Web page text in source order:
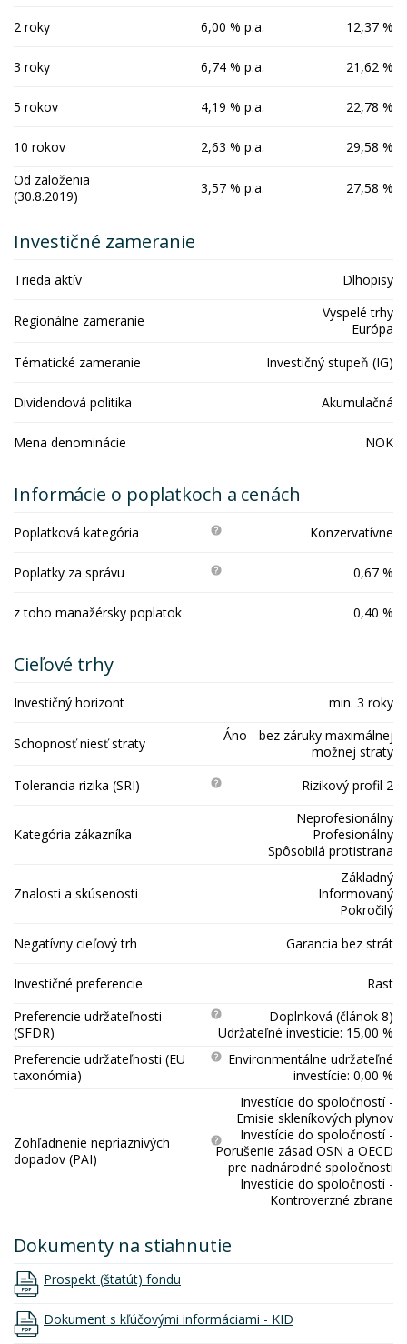
2 roky 6,00 % p.a. 12,37 %
3 roky 6,74 % p.a. 21,62 %
5 rokov 4,19 % p.a. 22,78 %
10 rokov 2,63 % p.a.
29,58 %
Od založenia
(30.8.2019)
3,57 % p.a. 27,58 %
Investičné zameranie
Trieda aktív Dlhopisy
Regionálne zameranie
Vyspelé trhy
Európa
Tématické zameranie
Investičný stupeň (IG)
Dividendová politika Akumulačná
Mena denominácie NOK
Informácie o poplatkoch a cenách
Poplatková kategória Konzervatívne
Poplatky za správu 0,67 %
z toho manažérsky poplatok 0,40 %
Cieľové trhy
Investičný horizont min. 3 roky
Schopnosť niesť straty
Áno - bez záruky maximálnej
možnej straty
Tolerancia rizika (SRI)
Rizikový profil 2
Kategória zákazníka
Neprofesionálny
Profesionálny
Spôsobilá protistrana
Znalosti a skúsenosti
Základný
Informovaný
Pokročilý
Negatívny cieľový trh
Garancia bez strát
Investičné preferencie
Rast
Preferencie udržateľnosti
(SFDR)
Doplnková (článok 8)
Udržateľné investície: 15,00 %
Preferencie udržateľnosti (EU
taxonómia)
Environmentálne udržateľné
investície: 0,00 %
Zohľadnenie nepriaznivých
dopadov (PAI)
Investície do spoločností -
Emisie skleníkových plynov
Investície do spoločností -
Porušenie zásad OSN a OECD
pre nadnárodné spoločnosti
Investície do spoločností -
Kontroverzné zbrane
Dokumenty na stiahnutie
Prospekt (štatút) fondu
Dokument s kľúčovými informáciami - KID